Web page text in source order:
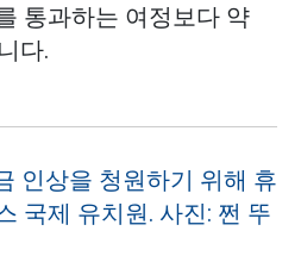
통과하는 여정보다 약
다.